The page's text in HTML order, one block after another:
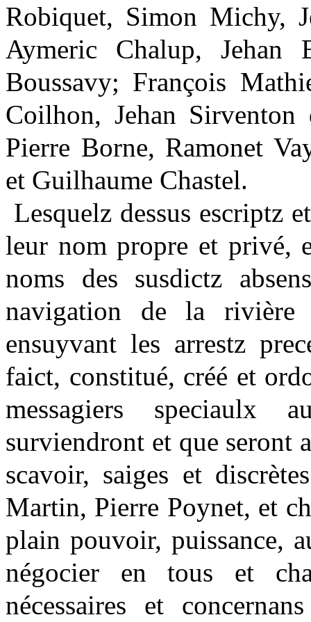
Robiquet, Simon Michy,
Aymeric Chalup, Jehan
Boussavy; François
Coilhon, Jehan Sirventon
Pierre Borne, Ramonet
et Guilhaume Chastel.
Lesquelz dessus escriptz
leur nom propre et privé,
noms des susdictz
navigation de la
ensuyvant les arrestz
faict, constitué, créé et
messagiers speciaulx
surviendront et que seront
scavoir, saiges et
Martin, Pierre Poynet, et
plain pouvoir, puissance,
négocier en tous et
nécessaires et